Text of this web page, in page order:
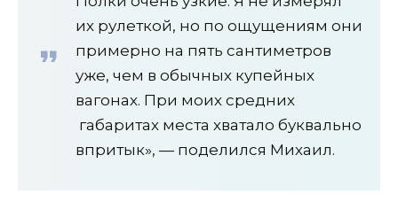
их рулеткой, но по ощущениям они
примерно на пять сантиметров
уже, чем в обычных купейных
вагонах. При моих средних
габаритах места хватало буквально
впритык», — поделился Михаил.